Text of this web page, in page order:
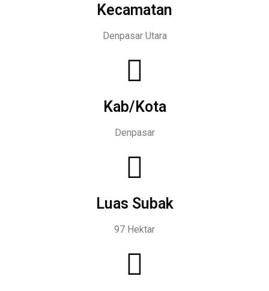
Kecamatan
Denpasar Utara
Kab/Kota
Denpasar
Luas Subak
97 Hektar